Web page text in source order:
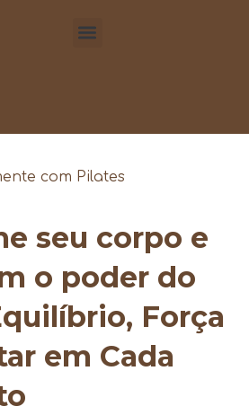
com Pilates
seu corpo e
o poder do
Força
em Cada